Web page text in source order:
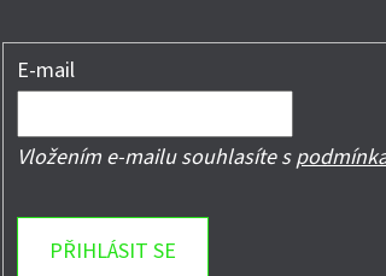
E-mail
Vložením e-mailu souhlasíte s
PŘIHLÁSIT SE